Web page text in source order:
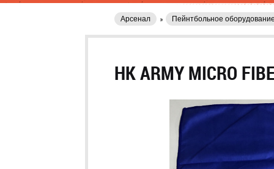
Арсенал Пейнтбольное
HK ARMY MICRO